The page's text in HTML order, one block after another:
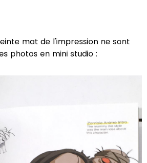
mat de l'impression ne sont
photos en mini studio :